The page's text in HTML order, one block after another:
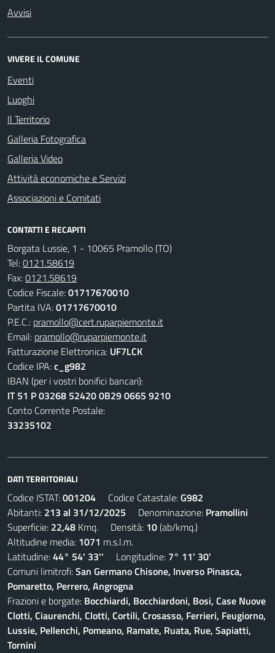
Avvisi
VIVERE IL COMUNE
Eventi
Luoghi
Il Territorio
Galleria Fotografica
Galleria Video
Attività economiche e Servizi
Associazioni e Comitati
CONTATTI E RECAPITI
Borgata Lussie, 1 - 10065 Pramollo (TO)
Tel:0121.58619
Fax:0121.58619
Codice Fiscale:01717670010
Partita IVA:01717670010
P.E.C.: pramollo@cert.ruparpiemonte.it
Email: pramollo@ruparpiemonte.it
Fatturazione Elettronica: UF7LCK
Codice IPA:c_g982
IBAN (per i vostri bonifici bancari):
IT 51 P 03268 52420 0B29 0665 9210
Conto Corrente Postale:
33235102
DATI TERRITORIALI
Codice ISTAT:001204 Codice Catastale:G982
Abitanti: 213 al 31/12/2025 Denominazione: Pramollini
Superficie: 22,48 Kmq. Densità: 10(ab/kmq.)
Altitudine media: 1071 m.s.l.m.
Latitudine:44° 54' 33'' Longitudine: 7° 11' 30'
Comuni limitrofi:San Germano Chisone, Inverso Pinasca,
Pomaretto, Perrero, Angrogna
Frazioni e borgate: Bocchiardi, Bocchiardoni, Bosi, Case Nuove
Clotti, Ciaurenchi, Clotti, Cortili, Crosasso, Ferrieri, Feugiorno,
Lussie, Pellenchi, Pomeano, Ramate, Ruata, Rue, Sapiatti,
Tornini